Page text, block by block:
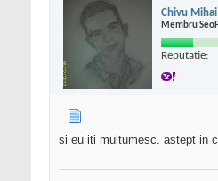
Chivu Mihai
Membru
Reputatie:
si eu iti multumesc. astept in